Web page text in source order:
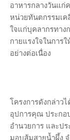
อาหารกลางวันแ
หน่วยทันตกรรมเค
ใจแก่บุคลากรทาง
กายแรงใจในการ
อย่างต่อเนื่อง
โครงการดังกล่าว
อุปการคุณ ประกอ
อำนวยการ และป
มอบส้มสายน้ำผึ้ง